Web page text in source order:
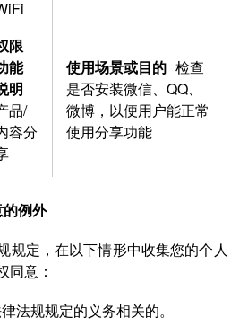
品/
容分
检查
是否安装微信、QQ、
微博，以便用户能正常
使用分享功能
例外
规定，在以下情形中收集您的个人
同意：
法规规定的义务相关的。